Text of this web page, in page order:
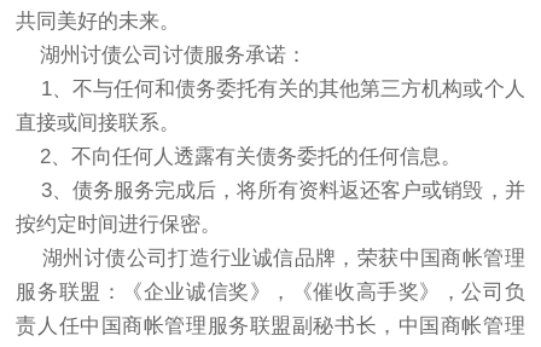
共同美好的未来。
湖州讨债公司讨债服务承诺：
1、不与任何和债务委托有关的其他第三方机构或个人
直接或间接联系。
2、不向任何人透露有关债务委托的任何信息。
3、债务服务完成后，将所有资料返还客户或销毁，并
按约定时间进行保密。
湖州讨债公司打造行业诚信品牌，荣获中国商帐管理
服务联盟：《企业诚信奖》，《催收高手奖》，公司负
责人任中国商帐管理服务联盟副秘书长，中国商帐管理